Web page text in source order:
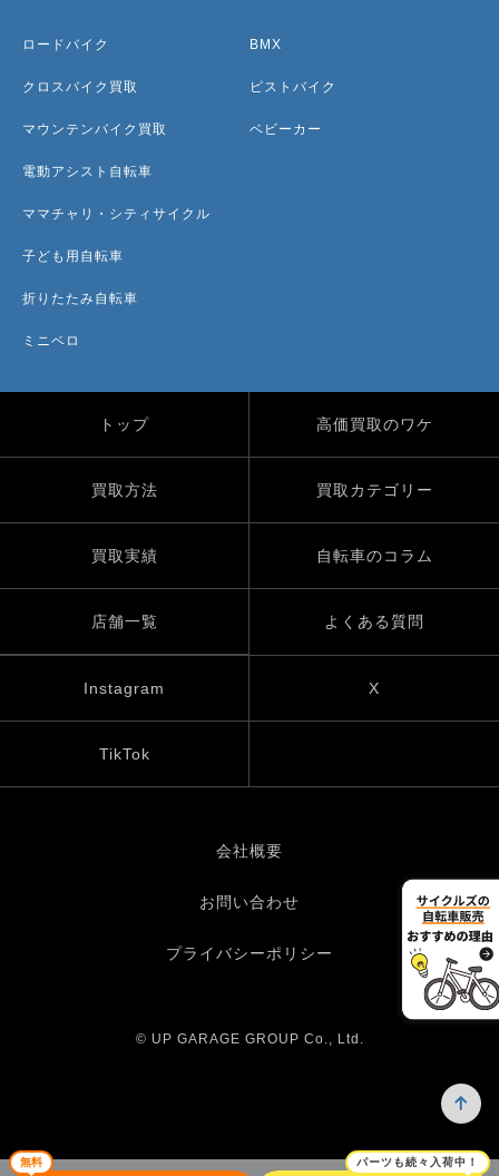
無料 パーツも続々入荷中！
ロードバイク
クロスバイク買取
マウンテンバイク買取
電動アシスト自転車
ママチャリ・シティサイクル
子ども用自転車
折りたたみ自転車
ミニベロ
BMX
ピストバイク
ベビーカー
トップ 高価買取のワケ
買取方法 買取カテゴリー
買取実績 自転車のコラム
店舗一覧 よくある質問
Instagram X
TikTok
会社概要
お問い合わせ
プライバシーポリシー
© UP GARAGE GROUP Co., Ltd.